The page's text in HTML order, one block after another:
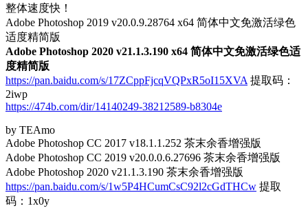
整体速度快！
Adobe Photoshop 2019 v20.0.9.28764 x64 简体中文免激活绿色
适度精简版
Adobe Photoshop 2020 v21.1.3.190 x64 简体中文免激活绿色适
度精简版
https://pan.baidu.com/s/17ZCppFjcqVQPxR5oI15XVA 提取码：
2iwp
https://474b.com/dir/14140249-38212589-b8304e
by TEAmo
Adobe Photoshop CC 2017 v18.1.1.252 茶末余香增强版
Adobe Photoshop CC 2019 v20.0.0.6.27696 茶末余香增强版
Adobe Photoshop 2020 v21.1.3.190 茶末余香增强版
https://pan.baidu.com/s/1w5P4HCumCsC92l2cGdTHCw 提取
码：1x0y